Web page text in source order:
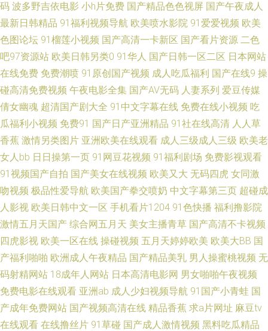
二区 91在线美脚丝袜 人人99爱爽 91中文 日韩欧美在线综合网 99热色五月
日韩综合视频专区 肏屄色播伊人97 91视频国语免费 日韩精品黄色 俺去啦中
www91中文 影视先锋av一区 久草在线资源网 91网站高清在线观看 色欲久久
15 www日日日 深夜福利导航 www阴桃色色 丝瓜视频草莓福利导航 91国产
丝袜麻豆系列 91破解网官网 色香蕉久久影院电脑 东京热家庭伦理片 在线观
看啪啪视频 激情婷婷网 91黑丝高跟精品 91豆花在线观看 熟妇一区二区 国产
人看片 亚洲三级AV 国产传媒91在线播放 91le美女在线视频 午夜性生爱妇妻
视频 久草福利2 91情侣在线视频 日韩精彩视频 成人福利影院午夜久久 亚洲
国产黄 国产黑丝TV 91女生视频 超碰91在线成人电影 亚洲丝浆 97人妻资源
码 波多野吉依电影 小h片免费 国产精品色色视屏 国产午夜成人
最新日韩精品 91福利视频导航 欧美喷水影院 91爱爱视频 欧美
色图论坛 91榴莲小视频 国产高清一卡新区 国产看片资源 二色
吧97资源站 欧美日韩另类0 91华人 国产日韩一区二区 日本网站
在线免费 免费潮喷 91原创国产视频 成人吃瓜福利 国产在线9 操
碰高清免费视频 午夜电影全集 国产AV无码 人妻系列 爱豆传媒
倩女幽魂 超清国产剧大全 91中文字幕在线 免费在线小视频 吃
瓜福利小视频 免费91 国产日产亚洲精品 91社在线高清 人人草
香蕉 激情另类图片 亚洲欧美在线观看 成人三级成人三级 欧美老
女人bb 日日操第一页 91网豆花视频 91福利剧场 免费影视观看
91视频国产自拍 国产美女在线视频 欧美又大 无码四虎 女同激
吻视频 极品性爱导航 欧美国产拳交喷奶 中文字幕第三页 超碰成
人影视 欧美日韩中文一区 手机看片1204 91色快播 福利撸影院
激情五月天国产 综合网五月天 美女主播青草 国产高清不卡视频
四虎影视 欧美一区在线 操碰视频 五月天婷婷欧美 欧美大BB 国
产福利啪啪 欧洲成人午夜精品 国产精品美乳 男人操蜜桃视频 无
码射精网站 18成年人网站 日本高清电影网 男女啪啪午夜视频
免费电影在线观看 亚洲ab 成人少妇视频导航 91国产小青蛙 国
产成年免费网站 国产视频高清在线 精品香蕉 求a片网址 麻豆tv
在线观看 在线撸丝片 91草碰 国产成人激情视频 黑料吃瓜精品